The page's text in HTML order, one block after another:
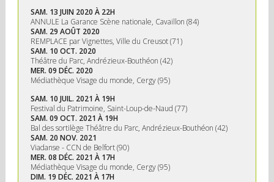
SAM. 13 JUIN 2020 À 22H
ANNULE La Garance Scène nationale, Cavaillon (84)
SAM. 29 AOÛT 2020
REMPLACE par Vignettes, Ville du Creusot (71)
SAM. 10 OCT. 2020
Théâtre du Parc, Andrézieux-Bouthéon (42)
MER. 09 DÉC. 2020
Médiathèque Visage du monde, Cergy (95)
SAM. 10 JUIL. 2021 À 19H
Festival du Patrimoine, Saint-Loup-de-Naud (77)
SAM. 09 OCT. 2021 À 19H
Bal des sortilège Théâtre du Parc, Andrézieux-Bouthéon (42)
SAM. 20 NOV. 2021
Viadanse - CCN de Belfort (90)
MER. 08 DÉC. 2021 À 17H
Médiathèque Visage du monde, Cergy (95)
DIM. 19 DÉC. 2021 À 17H